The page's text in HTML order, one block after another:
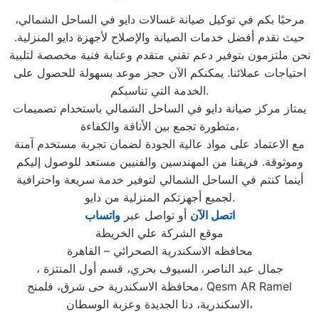
مرحبًا بكم في توكيل صيانة غسالات دايو في الساحل الشمالي،
حيث نقدم أفضل خدمات الصيانة والإصلاح لأجهزة دايو المنزلية.
نحن ملتزمون بتوفير دعم تقني متقدم وعناية فنية مخصصة لتلبية
احتياجات عملائنا. يمكنكم الآن حجز موعد بسهولة للحصول على
الخدمة التي تناسبكم.
يمتاز مركز صيانة دايو في الساحل الشمالي باستخدام تصميمات
متطورة تجمع بين الأناقة والكفاءة،
مع الاعتماد على مواد عالية الجودة لضمان تجربة مستخدم آمنة
وموثوقة. فريقنا من المهندسين والفنيين مستعد للوصول إليكم
أينما كنتم في الساحل الشمالي لتوفير خدمة سريعة واحترافية
لجميع أجهزتكم المنزلية من دايو.
اتصل الآن أو تواصل عبرواتساب
موقع الشركة علي الخريطة
محافظه الاسكندرية الصحرائي – القاهرة
، جمال عبد الناصر، السيوف بحري، قسم أول المنتزة
محافظة الاسكندرية حى شرق، فلمنج، Qesm AR Ramel
الاسكندرية، دنا الجديدة وعزبة الوسطان،